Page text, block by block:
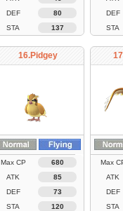
DEF
80
STA
137
DEF
STA
16.Pidgey
Max CP
680
ATK
85
DEF
73
STA
120
Max
ATK
DEF
STA